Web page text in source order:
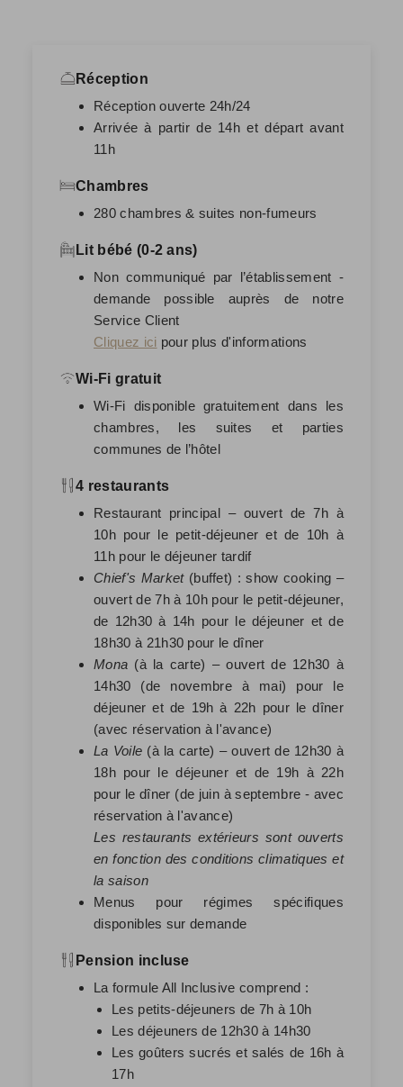
Réception
Réception ouverte 24h/24
Arrivée à partir de 14h et départ avant
11h
Chambres
280 chambres & suites non-fumeurs
Lit bébé (0-2 ans)
Non communiqué par l’établissement -
demande possible auprès de notre
Service Client
Cliquez ici pour plus d'informations
Wi-Fi gratuit
Wi-Fi disponible gratuitement dans les
chambres, les suites et parties
communes de l’hôtel
4 restaurants
Restaurant principal – ouvert de 7h à
10h pour le petit-déjeuner et de 10h à
11h pour le déjeuner tardif
Chief's Market(buffet) : show cooking –
ouvert de 7h à 10h pour le petit-déjeuner,
de 12h30 à 14h pour le déjeuner et de
18h30 à 21h30 pour le dîner
Mona (à la carte) – ouvert de 12h30 à
14h30 (de novembre à mai) pour le
déjeuner et de 19h à 22h pour le dîner
(avec réservation à l'avance)
La Voile (à la carte) – ouvert de 12h30 à
18h pour le déjeuner et de 19h à 22h
pour le dîner (de juin à septembre - avec
réservation à l'avance)
Les restaurants extérieurs sont ouverts
en fonction des conditions climatiques et
la saison
Menus pour régimes spécifiques
disponibles sur demande
Pension incluse
La formule All Inclusive comprend :
Les petits-déjeuners de 7h à 10h
Les déjeuners de 12h30 à 14h30
Les goûters sucrés et salés de 16h à
17h